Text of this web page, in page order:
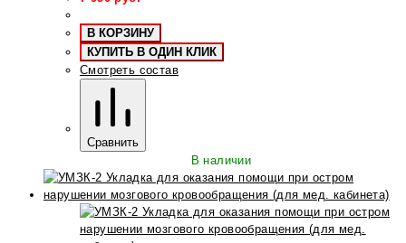
В КОРЗИНУ
КУПИТЬ В ОДИН КЛИК
Смотреть состав
Сравнить
В наличии